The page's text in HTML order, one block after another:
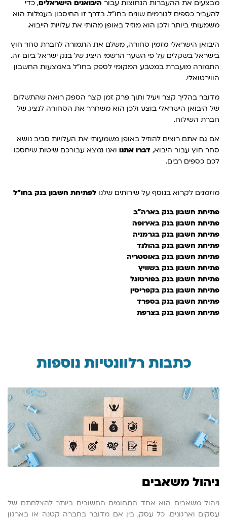
מבצעים את ההעברות הנחוצות עבור היבואנים הישראלים, כדי
להעביר כספים לגורמים שונים בחו"ל. בדרך זו החיסכון בעמלות הוא
משמעותי ביותר ולכן הוא מוזיל באופן מהותי את עלויות הייבוא.
היבואן הישראלי מזמין סחורה, משלם את התמורה לחברת סחר חוץ
בישראל בשקלים על פי השער הרשמי היציג של בנק ישראל ביום זה.
התמורה מועברת במטבע המקומי לספק בחו"ל באמצעות החשבון
הווירטואלי.
מדובר בהליך קצר ויעיל ותוך פרק זמן קצר הספק רואה שהתשלום
של היבואן הישראלי בוצע ולכן הוא משחרר את הסחורה לנציג של
חברת השילוח.
אם גם אתם רוצים להוזיל באופן משמעותי את העלויות סביב נושא
סחר חוץ עבור היבוא, דברו אתנו ואנו נמצא עבורכם שיטות שיחסכו
לכם כספים רבים.
מוזמנים לקרוא בנוסף על שירותים שלנו לפתיחת חשבון בנק בחו"ל
פתיחת חשבון בנק בארה"ב
פתיחת חשבון בנק באירופה
פתיחת חשבון בנק בגרמניה
פתיחת חשבון בנק בהולנד
פתיחת חשבון בנק באוסטריה
פתיחת חשבון בנק בשוויץ
פתיחת חשבון בנק בפורטוגל
פתיחת חשבון בנק בקפריסין
פתיחת חשבון בנק בספרד
פתיחת חשבון בנק בצרפת
כתבות רלוונטיות נוספות
ניהול משאבים
ניהול משאבים הוא אחד התחומים החשובים ביותר להצלחתם של
עסקים וארגונים. כל עסק, בין אם מדובר בחברה קטנה או בארגון